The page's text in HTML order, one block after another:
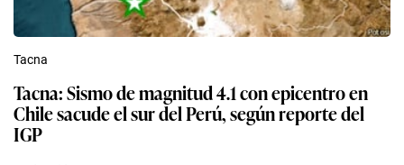
Tacna
Tacna: Sismo de magnitud 4.1 con epicentro en
Chile sacude el sur del Perú, según reporte del
IGP